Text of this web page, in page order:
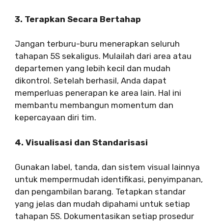
3. Terapkan Secara Bertahap
Jangan terburu-buru menerapkan seluruh
tahapan 5S sekaligus. Mulailah dari area atau
departemen yang lebih kecil dan mudah
dikontrol. Setelah berhasil, Anda dapat
memperluas penerapan ke area lain. Hal ini
membantu membangun momentum dan
kepercayaan diri tim.
4. Visualisasi dan Standarisasi
Gunakan label, tanda, dan sistem visual lainnya
untuk mempermudah identifikasi, penyimpanan,
dan pengambilan barang. Tetapkan standar
yang jelas dan mudah dipahami untuk setiap
tahapan 5S. Dokumentasikan setiap prosedur